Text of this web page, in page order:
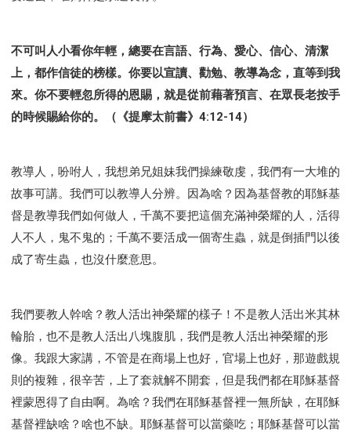
不可叫人小看你年輕，總要在言語、行為、愛心、信心、清潔
上，都作信徒的榜樣。你要以宣讀、勸勉、教導為念，直等到我
來。你不要輕忽所得的恩賜，就是從前藉著預言、在眾長老按手
的時候賜給你的。（《提摩太前書》4:12-14）
教導人，吩咐人，我想弟兄姐妹我們操練敬虔，我們有一大堆的
故事可講。我們可以教導人分辨。因為啥？因為基督教的耶穌基
督是教導我們如何做人，千萬不要把這個充滿神榮耀的人，活得
人不人，鬼不鬼的；千萬不要活成一個寄生蟲，就是倒插門以後
成了寄生蟲，也沒什麼意思。
我們要教人幹啥？教人活出神榮耀的樣子！不是教人活出米其林
輪胎，也不是教人活出八塊腹肌，我們是教人活出神榮耀的形
像。我跟大家講，不管是在商場上也好，官場上也好，那遊戲規
則的複雜，很辛苦，上了套就解不開套，但是我們都在耶穌基督
裡蒙恩得了自由啊。為啥？我們在耶穌基督裡一無所缺，在耶穌
基督裡缺啥？啥也不缺。耶穌基督可以當藥吃；耶穌基督可以當